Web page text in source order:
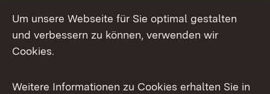
Um unsere Webseite für Sie optimal gestalten
und verbessern zu können, verwenden wir
Cookies.
Weitere Informationen zu Cookies erhalten Sie in